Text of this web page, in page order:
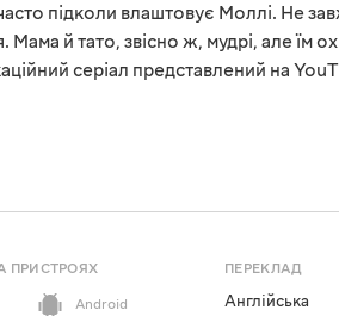
підколи влаштовує Моллі. Не
Мама й тато, звісно ж, мудрі, але їм
серіал представлений на
ПРИСТРОЯХ
Android
ПЕРЕКЛАД
Англійська